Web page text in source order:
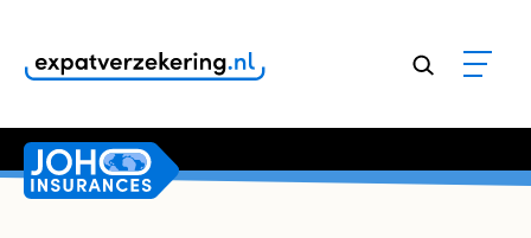
Klanten geven onze dienstverlening een